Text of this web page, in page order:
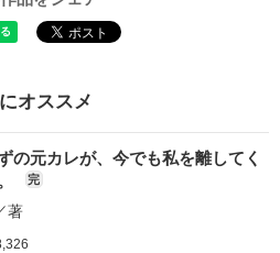
オススメ
の元カレが、今でも私を離してく
完
著